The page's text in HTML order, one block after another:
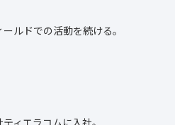
ルドでの活動を続ける。